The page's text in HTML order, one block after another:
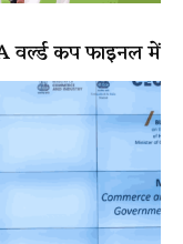
वर्ल्ड कप फाइनल में